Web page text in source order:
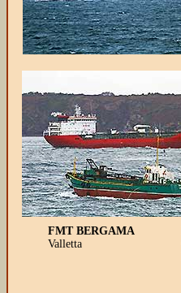
FMT BERGAMA
Valletta